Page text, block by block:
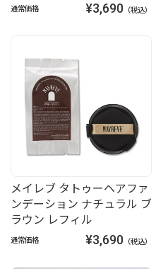
通常価格 ¥3,690 （税込）
メイレブ タトゥーヘアファ
ンデーション ナチュラル ブ
ラウン レフィル
通常価格 ¥3,690 （税込）